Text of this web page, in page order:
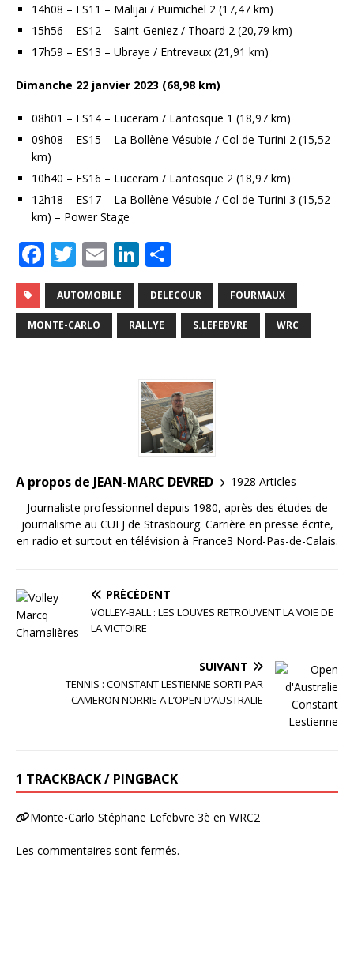
14h08 – ES11 – Malijai / Puimichel 2 (17,47 km)
15h56 – ES12 – Saint-Geniez / Thoard 2 (20,79 km)
17h59 – ES13 – Ubraye / Entrevaux (21,91 km)
Dimanche 22 janvier 2023 (68,98 km)
08h01 – ES14 – Luceram / Lantosque 1 (18,97 km)
09h08 – ES15 – La Bollène-Vésubie / Col de Turini 2 (15,52
km)
10h40 – ES16 – Luceram / Lantosque 2 (18,97 km)
12h18 – ES17 – La Bollène-Vésubie / Col de Turini 3 (15,52
km) – Power Stage
F
a
c
e
T
w
it
te
E
m
ai
l
Li
n
k
e
n
ar
ta
g
r
AUTOMOBILE DELECOUR FOURMAUX
MONTE-CARLO RALLYE S.LEFEBVRE WRC
A propos de JEAN-MARC DEVRED
1928 Articles
Journaliste professionnel depuis 1980, après des études de
journalisme au CUEJ de Strasbourg. Carrière en presse écrite,
en radio et surtout en télévision à France3 Nord-Pas-de-Calais.
PRÉCÉDENT
VOLLEY-BALL : LES LOUVES RETROUVENT LA VOIE DE
LA VICTOIRE
SUIVANT
TENNIS : CONSTANT LESTIENNE SORTI PAR
CAMERON NORRIE A L’OPEN D’AUSTRALIE
1 TRACKBACK / PINGBACK
Monte-Carlo Stéphane Lefebvre 3è en WRC2
Les commentaires sont fermés.